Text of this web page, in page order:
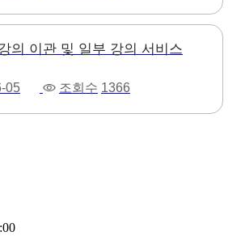
의 이관 및 일부 강의 서비스
05 조회수 1366